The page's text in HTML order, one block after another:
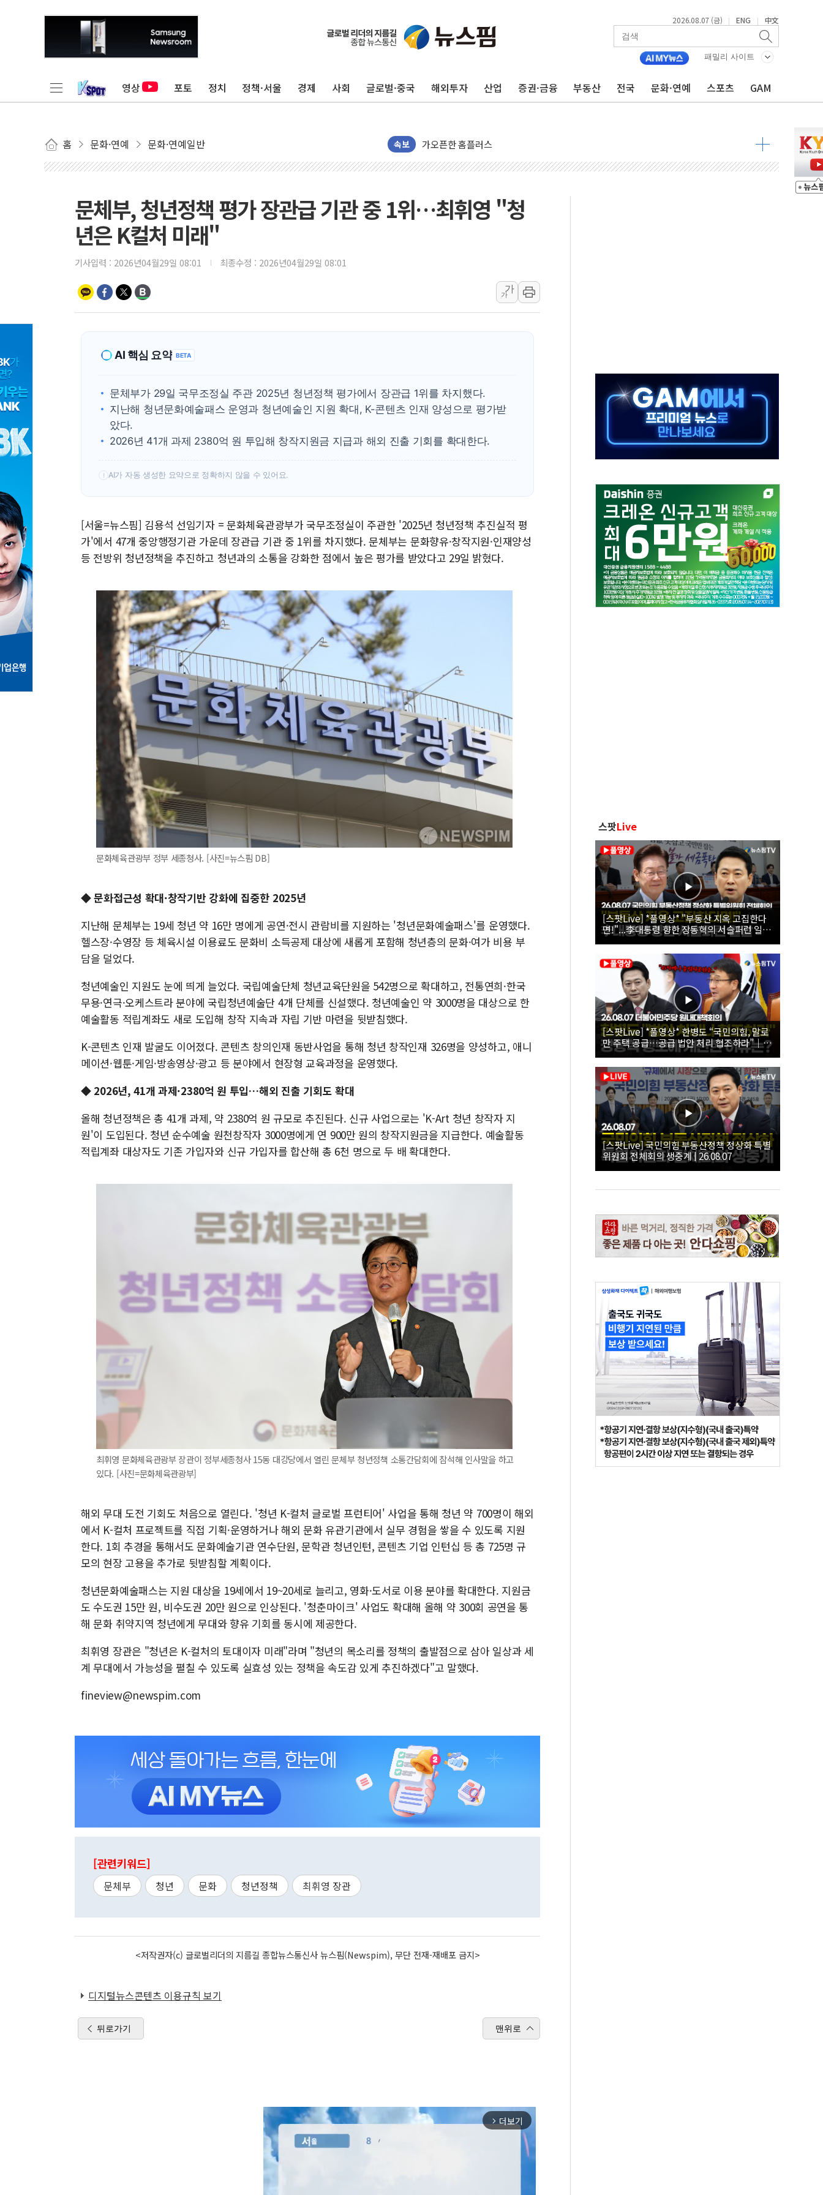
2026.08.07 (금) | ENG | 中文
패밀리 사이트
영상 포토 정치 정책·서울 경제 사회 글로벌·중국 해외투자 산업 증권·금융 부동산 전국 문화·연예 스포츠 GAM
홈 문화·연예 문화·연예일반 속보
국민의힘 윤리위, '부산 돌려차기 발언' 논란 서범수·진종오 징계절차 개시
수박으로 여름 나는 하마
캠코, 5918억원 규모 압류재산 1506건 공매
[시승기] 공간·승차감 잡은 볼보 EX90…'올 터치'는 호불호
돌아온 홈플러스
[종합] 청도 흥선리 야산 산불 1시간36분만에 주불진화....인명피해 없어
라인게임즈, '콰이어트' 테스트 참가자 3만 명 돌파
에어로케이항공, 청주-중국 청두 노선 운항허가 취득...중국 노선 다변화
KTis, 02-114로 카카오 T 택시 호출 서비스
해군1함대 '창설 80주년' 기념식...지역축제 '불금전파, 송정'과 상생
문체부, 청년정책 평가 장관급 기관 중 1위…최휘영 "청
년은 K컬처 미래"
기사입력 : 2026년04월29일 08:01 최종수정 : 2026년04월29일 08:01
가
가
AI 핵심 요약 BETA
문체부가 29일 국무조정실 주관 2025년 청년정책 평가에서 장관급 1위를 차지했다.
지난해 청년문화예술패스 운영과 청년예술인 지원 확대, K-콘텐츠 인재 양성으로 평가받
았다.
2026년 41개 과제 2380억 원 투입해 창작지원금 지급과 해외 진출 기회를 확대한다.
! AI가 자동 생성한 요약으로 정확하지 않을 수 있어요.
[서울=뉴스핌] 김용석 선임기자 = 문화체육관광부가 국무조정실이 주관한 '2025년 청년정책 추진실적 평
가'에서 47개 중앙행정기관 가운데 장관급 기관 중 1위를 차지했다. 문체부는 문화향유·창작지원·인재양성
등 전방위 청년정책을 추진하고 청년과의 소통을 강화한 점에서 높은 평가를 받았다고 29일 밝혔다.
문화체육관광부 정부 세종청사. [사진=뉴스핌 DB]
◆ 문화접근성 확대·창작기반 강화에 집중한 2025년
지난해 문체부는 19세 청년 약 16만 명에게 공연·전시 관람비를 지원하는 '청년문화예술패스'를 운영했다.
헬스장·수영장 등 체육시설 이용료도 문화비 소득공제 대상에 새롭게 포함해 청년층의 문화·여가 비용 부
담을 덜었다.
청년예술인 지원도 눈에 띄게 늘었다. 국립예술단체 청년교육단원을 542명으로 확대하고, 전통연희·한국
무용·연극·오케스트라 분야에 국립청년예술단 4개 단체를 신설했다. 청년예술인 약 3000명을 대상으로 한
예술활동 적립계좌도 새로 도입해 창작 지속과 자립 기반 마련을 뒷받침했다.
K-콘텐츠 인재 발굴도 이어졌다. 콘텐츠 창의인재 동반사업을 통해 청년 창작인재 326명을 양성하고, 애니
메이션·웹툰·게임·방송영상·광고 등 분야에서 현장형 교육과정을 운영했다.
◆ 2026년, 41개 과제·2380억 원 투입…해외 진출 기회도 확대
올해 청년정책은 총 41개 과제, 약 2380억 원 규모로 추진된다. 신규 사업으로는 'K-Art 청년 창작자 지
원'이 도입된다. 청년 순수예술 원천창작자 3000명에게 연 900만 원의 창작지원금을 지급한다. 예술활동
적립계좌 대상자도 기존 가입자와 신규 가입자를 합산해 총 6천 명으로 두 배 확대한다.
최휘영 문화체육관광부 장관이 정부세종청사 15동 대강당에서 열린 문체부 청년정책 소통간담회에 참석해 인사말을 하고
있다. [사진=문화체육관광부]
해외 무대 도전 기회도 처음으로 열린다. '청년 K-컬처 글로벌 프런티어' 사업을 통해 청년 약 700명이 해외
에서 K-컬처 프로젝트를 직접 기획·운영하거나 해외 문화 유관기관에서 실무 경험을 쌓을 수 있도록 지원
한다. 1회 추경을 통해서도 문화예술기관 연수단원, 문학관 청년인턴, 콘텐츠 기업 인턴십 등 총 725명 규
모의 현장 고용을 추가로 뒷받침할 계획이다.
청년문화예술패스는 지원 대상을 19세에서 19~20세로 늘리고, 영화·도서로 이용 분야를 확대한다. 지원금
도 수도권 15만 원, 비수도권 20만 원으로 인상된다. '청춘마이크' 사업도 확대해 올해 약 300회 공연을 통
해 문화 취약지역 청년에게 무대와 향유 기회를 동시에 제공한다.
최휘영 장관은 "청년은 K-컬처의 토대이자 미래"라며 "청년의 목소리를 정책의 출발점으로 삼아 일상과 세
계 무대에서 가능성을 펼칠 수 있도록 실효성 있는 정책을 속도감 있게 추진하겠다"고 말했다.
fineview@newspim.com
[관련키워드]
문체부 청년 문화 청년정책 최휘영 장관
<저작권자(c) 글로벌리더의 지름길 종합뉴스통신사 뉴스핌(Newspim), 무단 전재-재배포 금지>
디지털뉴스콘텐츠 이용규칙 보기
뒤로가기 맨위로
arrow_forward_ios 더보기
스팟Live
[스팟Live] *풀영상* "부동산 지옥 고집한다
면!"...李대통령 향한 장동혁의 서슬퍼런 일갈
| 26.08.07 국민의힘 부동산정책 정상화 특별
위원회 전체회의
[스팟Live] *풀영상* 한병도 “국민의힘, 말로
만 주택 공급…공급 법안 처리 협조하라”｜
26.08.07 더불어민주당 원내대책회의
[스팟Live] 국민의힘 부동산정책 정상화 특별
위원회 전체회의 생중계 | 26.08.07